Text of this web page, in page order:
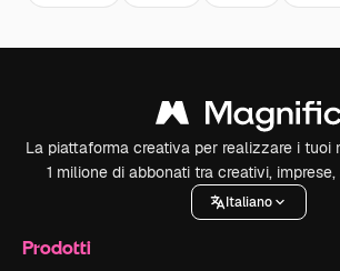
La piattaforma creativa per realizzare i tuoi
1 milione di abbonati tra creativi,
Italiano
Prodotti